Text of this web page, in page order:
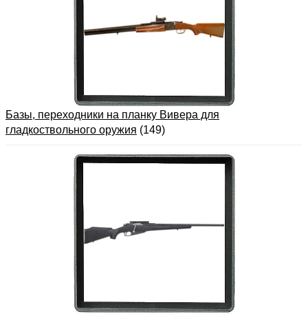
Базы, переходники на планку Вивера для
гладкоствольного оружия (149)